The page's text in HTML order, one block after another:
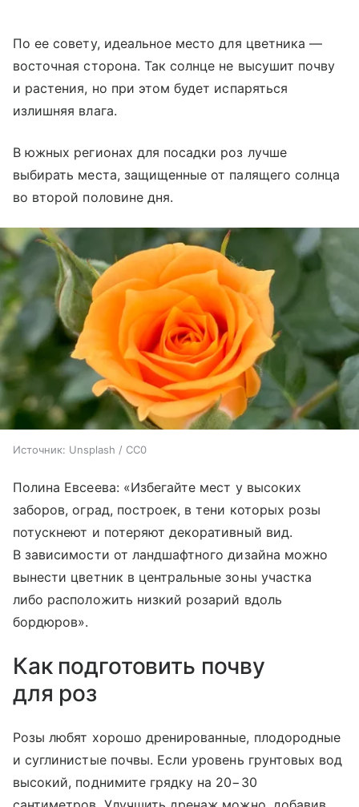
По ее совету, идеальное место для цветника —
восточная сторона. Так солнце не высушит почву
и растения, но при этом будет испаряться
излишняя влага.
В южных регионах для посадки роз лучше
выбирать места, защищенные от палящего солнца
во второй половине дня.
Источник: Unsplash / CC0
Полина Евсеева: «Избегайте мест у высоких
заборов, оград, построек, в тени которых розы
потускнеют и потеряют декоративный вид.
В зависимости от ландшафтного дизайна можно
вынести цветник в центральные зоны участка
либо расположить низкий розарий вдоль
бордюров».
Как подготовить почву
для роз
Розы любят хорошо дренированные, плодородные
и суглинистые почвы. Если уровень грунтовых вод
высокий, поднимите грядку на 20−30